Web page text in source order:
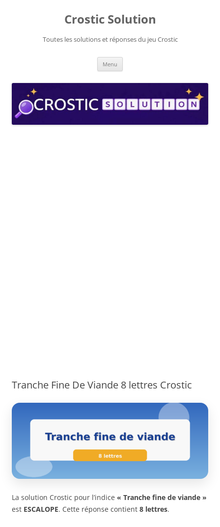
Crostic Solution
Toutes les solutions et réponses du jeu Crostic
Menu
Tranche Fine De Viande 8 lettres Crostic
La solution Crostic pour l’indice « Tranche fine de viande »
est ESCALOPE. Cette réponse contient 8 lettres.